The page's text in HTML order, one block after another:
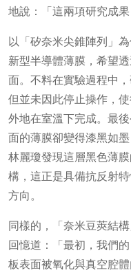
地說：「這兩項研究成
以「矽奈米尖錐陣列」
新型半導體薄膜，希望
面。不料在實驗過程中
但並未因此停止操作，
外地在室溫下完成。最
面的薄膜卻變得漆黑如
林麗瓊發現這層黑色薄
構，這正是具備抗反射
方向。
同樣的，「奈米豆莢結
回憶道：「最初，我們
板表面被氧化與真空腔